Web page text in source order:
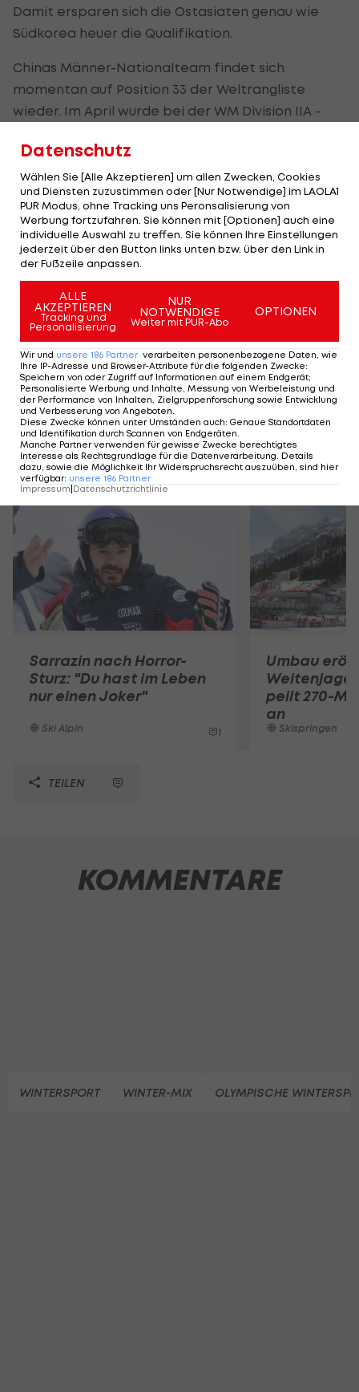
Damit ersparen sich die Ostasiaten genau wie
Südkorea heuer die Qualifikation.
Chinas Männer-Nationalteam findet sich
momentan auf Position 33 der Weltrangliste
wieder. Im April wurde bei der WM Division IIA -
verpasst.
Etwas besser sieht die Situation bei den Frauen
aus. Die Damen-Nationalmannschaft liegt
momentan auf Rang 20 der Weltrangliste und
kann bereits auf eine beachtliche Olympia- und
Bei den ersten Olympischen Winterspielen mit
einem Damen-Eishockey-Bewerb 1998 in Nagano
konnte man den 4. Platz erreichen. Außerdem
nahm man 2002 und 2010 an den Spielen teil. Auf
WM-Ebene konnte man sich immerhin von 1992 bis
2009 durchgehend in der Weltgruppe halten.
Mehr zum Thema
Sarrazin nach Horror-
Sturz: "Du hast im Leben
nur einen Joker"
Ski Alpin 1
Umbau
Weitenjagd
peilt 270-
an
Skispringen
TEILEN
KOMMENTARE
WINTERSPORT WINTER-MIX OLYMPISCHE
Datenschutz
Wählen Sie [Alle Akzeptieren] um allen Zwecken, Cookies
und Diensten zuzustimmen oder [Nur Notwendige] im LAOLA1
PUR Modus, ohne Tracking uns Peronsalisierung von
Werbung fortzufahren. Sie können mit [Optionen] auch eine
individuelle Auswahl zu treffen. Sie können Ihre Einstellungen
jederzeit über den Button links unten bzw. über den Link in
der Fußzeile anpassen.
ALLE
AKZEPTIEREN
Tracking und
Personalisierung
NUR
NOTWENDIGE
Weiter mit PUR-Abo
OPTIONEN
Wir und unsere 186 Partner verarbeiten personenbezogene Daten, wie
Ihre IP-Adresse und Browser-Attribute für die folgenden Zwecke:
Speichern von oder Zugriff auf Informationen auf einem Endgerät;
Personalisierte Werbung und Inhalte, Messung von Werbeleistung und
der Performance von Inhalten, Zielgruppenforschung sowie Entwicklung
und Verbesserung von Angeboten.
Diese Zwecke können unter Umständen auch: Genaue Standortdaten
und Identifikation durch Scannen von Endgeräten.
Manche Partner verwenden für gewisse Zwecke berechtigtes
Interesse als Rechtsgrundlage für die Datenverarbeitung. Details
dazu, sowie die Möglichkeit Ihr Widerspruchsrecht auszuüben, sind hier
verfügbar: unsere 186 Partner
Impressum Datenschutzrichtlinie